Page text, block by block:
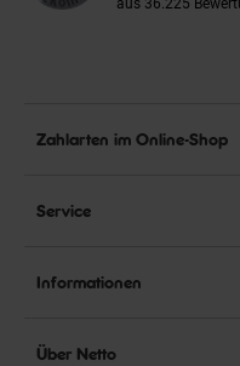
Zahlarten im Online-Shop
Service
Informationen
Über Netto